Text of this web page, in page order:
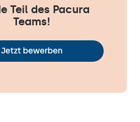
Teil des Pacura
Teams!
Jetzt bewerben